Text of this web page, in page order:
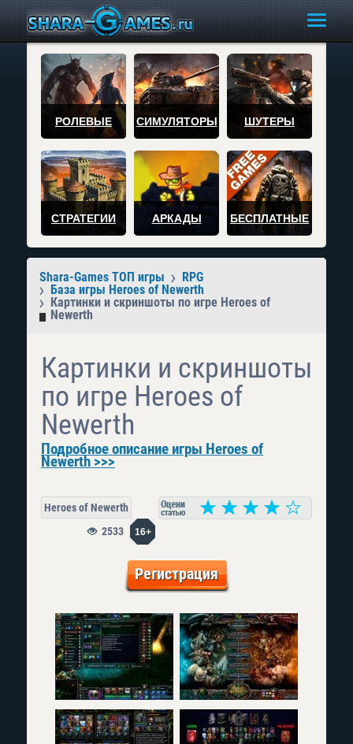
РОЛЕВЫЕ СИМУЛЯТОРЫ ШУТЕРЫ
СТРАТЕГИИ АРКАДЫ БЕСПЛАТНЫЕ
Shara-Games ТОП игры
RPG
База игры Heroes of Newerth
Картинки и скриншоты по игре Heroes of
Newerth
Картинки и скриншоты
по игре Heroes of
Newerth
Подробное описание игры Heroes of
Newerth >>>
Heroes of Newerth
16+
2533
Регистрация